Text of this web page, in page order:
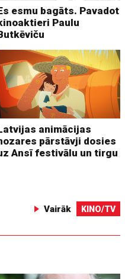
esmu bagāts. Pavadot
Paulu
animācijas
pārstāvji dosies
Ansī festivālu un tirgu
Vairāk KINO/TV